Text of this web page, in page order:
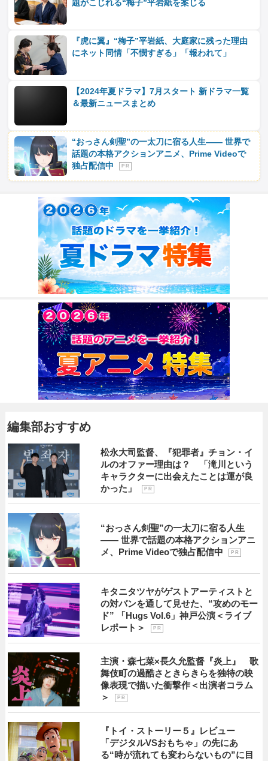
題がこじれる“梅子”平岩紙を案じる
『虎に翼』“梅子”平岩紙、大庭家に残った理由
にネット同情「不憫すぎる」「報われて」
【2024年夏ドラマ】7月スタート 新ドラマ一覧
＆最新ニュースまとめ
“おっさん剣聖”の一太刀に宿る人生―― 世界で
話題の本格アクションアニメ、Prime Videoで
独占配信中
P R
編集部おすすめ
松永大司監督、『犯罪者』チョン・イ
ルのオファー理由は？ 「滝川という
キャラクターに出会えたことは運が良
かった」
P R
“おっさん剣聖”の一太刀に宿る人生
―― 世界で話題の本格アクションアニ
メ、Prime Videoで独占配信中
P R
キタニタツヤがゲストアーティストと
の対バンを通して見せた、“攻めのモー
ド” 「Hugs Vol.6」神戸公演＜ライブ
レポート＞
P R
主演・森七菜×長久允監督『炎上』 歌
舞伎町の過酷さときらきらを独特の映
像表現で描いた衝撃作＜出演者コラム
＞
P R
『トイ・ストーリー５』レビュー
「デジタルVSおもちゃ」の先にあ
る“時が流れても変わらないもの”に目